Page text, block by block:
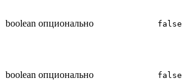
boolean опционально false
boolean опционально false